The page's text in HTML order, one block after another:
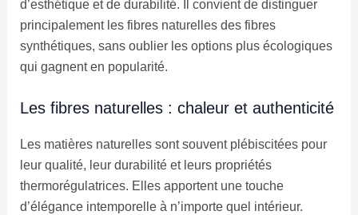
d’esthétique et de durabilité. Il convient de distinguer
principalement les fibres naturelles des fibres
synthétiques, sans oublier les options plus écologiques
qui gagnent en popularité.
Les fibres naturelles : chaleur et authenticité
Les matières naturelles sont souvent plébiscitées pour
leur qualité, leur durabilité et leurs propriétés
thermorégulatrices. Elles apportent une touche
d’élégance intemporelle à n’importe quel intérieur.